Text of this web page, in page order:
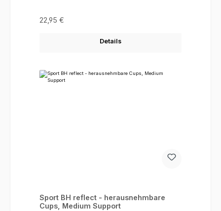
Regulärer Preis:
22,95 €
Details
Sport BH reflect - herausnehmbare
Cups, Medium Support